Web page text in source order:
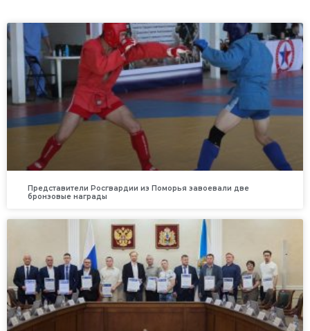
Представители Росгвардии из Поморья завоевали две
бронзовые награды